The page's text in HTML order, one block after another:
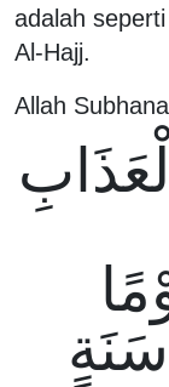
adalah
Al-Hajj.
Allah